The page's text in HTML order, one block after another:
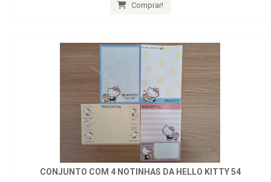
Comprar!
CONJUNTO COM 4 NOTINHAS DA HELLO KITTY 54